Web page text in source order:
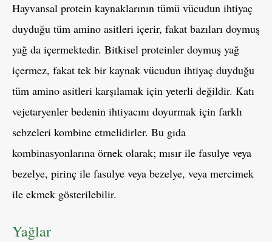
Hayvansal protein kaynaklarının tümü vücudun ihtiyaç
duyduğu tüm amino asitleri içerir, fakat bazıları doymuş
yağ da içermektedir. Bitkisel proteinler doymuş yağ
içermez, fakat tek bir kaynak vücudun ihtiyaç duyduğu
tüm amino asitleri karşılamak için yeterli değildir. Katı
vejetaryenler bedenin ihtiyacını doyurmak için farklı
sebzeleri kombine etmelidirler. Bu gıda
kombinasyonlarına örnek olarak; mısır ile fasulye veya
bezelye, pirinç ile fasulye veya bezelye, veya mercimek
ile ekmek gösterilebilir.
Yağlar